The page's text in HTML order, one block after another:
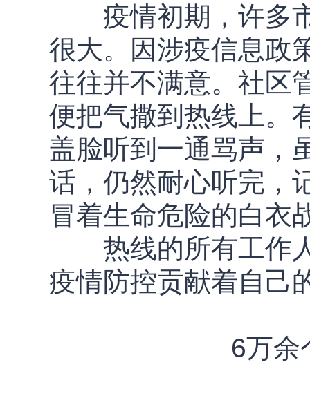
疫情初期，许多市
很大。因涉疫信息政
往往并不满意。社区
便把气撒到热线上。
盖脸听到一通骂声，
话，仍然耐心听完，
冒着生命危险的白衣
热线的所有工作人
疫情防控贡献着自己
6万余